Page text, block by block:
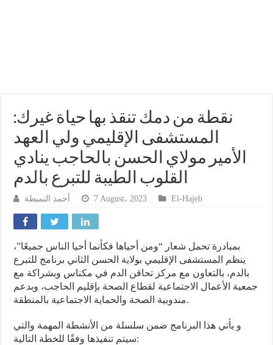
نقطة من دمك تنقذ بها حياة غيرك:
المستشفى الإقليمي ولي العهد
الأمير مولاي الحسن بالحاجب ينادي
القلوب الطيبة للتبرع بالدم
أحمد النميطة 7 August، 2023 El-Hajeb
بمبادرة تحمل شعار “ومن أحياها فكأنما أحيا الناس جميعًا”،
ينظم المستشفى الإقليمي بولاية الحسن الثاني برنامج للتبرع
بالدم، بالتعاون مع مركز تحاقن الدم في مكناس وبشراكة مع
جمعية الأعمال الاجتماعية لقطاع الصحة بإقليم الحاجب، وبدعم
مندوبية الصحة والحماية الاجتماعية بالمنطقة.
و يأتي هذا البرنامج ضمن سلسلة من الأنشطة المهمة والتي
سيتم تنفيذها وفقًا للخطة التالية: